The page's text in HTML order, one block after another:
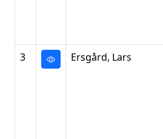
3
Ersgård, Lars